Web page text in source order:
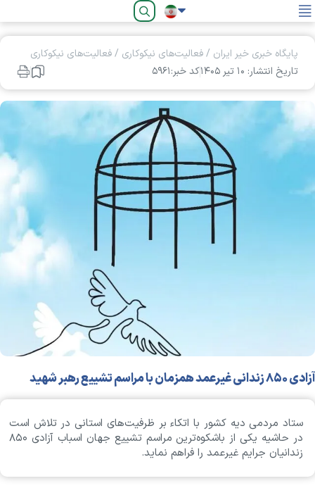
فارسی
پایگاه خبری خیر ایران /فعالیت‌های نیکوکاری /فعالیت‌های نیکوکاری
تاریخ انتشار: ۱۰ تير ۱۴۰۵
کد خبر:۵۹۶۱
آزادی ۸۵۰ زندانی غیرعمد همزمان با مراسم تشییع رهبر شهید
ستاد مردمی دیه کشور با اتکاء بر ظرفیت‌های استانی در تلاش است
در حاشیه یکی از باشکوه‌ترین مراسم تشییع جهان اسباب آزادی ۸۵۰
زندانیان جرایم غیرعمد را فراهم نماید.